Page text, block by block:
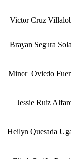
Victor Cruz
Brayan Segura
Minor Oviedo
Jessie Ruiz
Heilyn Quesada